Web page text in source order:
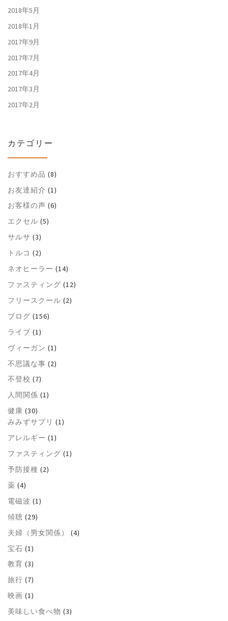
2018年5月
2018年1月
2017年9月
2017年7月
2017年4月
2017年3月
2017年2月
カテゴリー
おすすめ品 (8)
お友達紹介 (1)
お客様の声 (6)
エクセル (5)
サルサ (3)
トルコ (2)
ネオヒーラー (14)
ファスティング (12)
フリースクール (2)
ブログ (156)
ライブ (1)
ヴィーガン (1)
不思議な事 (2)
不登校 (7)
人間関係 (1)
健康 (30)
みみずサプリ (1)
アレルギー (1)
ファスティング (1)
予防接種 (2)
薬 (4)
電磁波 (1)
傾聴 (29)
夫婦（男女関係）
(4)
宝石 (1)
教育 (3)
旅行 (7)
映画 (1)
美味しい食べ物 (3)